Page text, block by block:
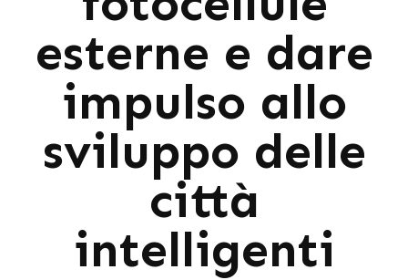
esterne e dare
impulso allo
sviluppo delle
città
intelligenti